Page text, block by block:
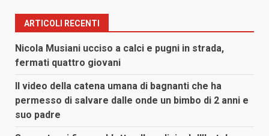
ARTICOLI RECENTI
Nicola Musiani ucciso a calci e pugni in strada,
fermati quattro giovani
Il video della catena umana di bagnanti che ha
permesso di salvare dalle onde un bimbo di 2 anni e
suo padre